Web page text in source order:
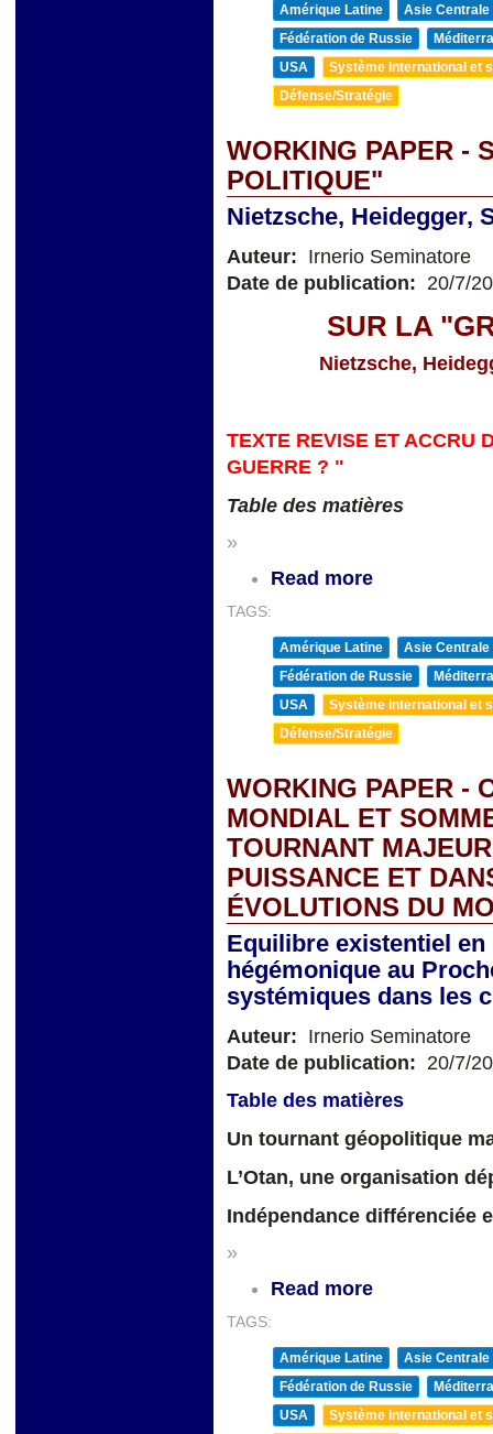
Amérique Latine
Asie Centrale
Fédération de Russie
USA
Système international et
Défense/Stratégie
WORKING PAPER -
POLITIQUE"
Nietzsche, Heidegger,
Auteur: Irnerio Seminatore
Date de publication: 20/7/
SUR LA
Nietzsche,
TEXTE REVISE ET ACCRU
GUERRE ? "
Table des matières
»
Read more
TAGS:
Amérique Latine
Asie Centrale
Fédération de Russie
USA
Système international et
Défense/Stratégie
WORKING PAPER -
MONDIAL ET
TOURNANT
PUISSANCE ET
ÉVOLUTIONS DU
Equilibre existentiel
hégémonique au
systémiques dans les
Auteur: Irnerio Seminatore
Date de publication: 20/7/
Table des matières
Un tournant géopolitique
L’Otan, une organisation
Indépendance différenciée
»
Read more
TAGS:
Amérique Latine
Asie Centrale
Fédération de Russie
USA
Système international et